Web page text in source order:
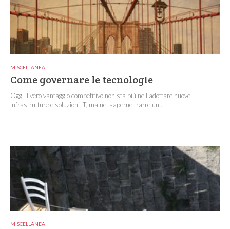
MISCELLANEA
Come governare le tecnologie
Oggi il vero vantaggio competitivo non sta più nell'adottare nuove
infrastrutture e soluzioni IT, ma nel saperne trarre un...
MISCELLANEA